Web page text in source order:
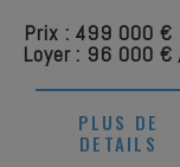
Prix : 499 000 €
Loyer : 96 000 €
PLUS DE
DETAILS